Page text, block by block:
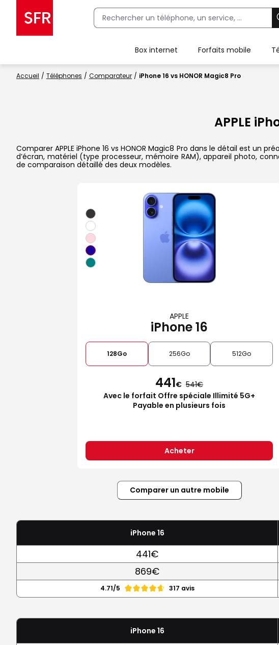
Box internet Forfaits mobile
Accueil Téléphones Comparateur iPhone 16 vs HONOR Magic8 Pro
APPLE
Comparer APPLE iPhone 16 vs HONOR Magic8 Pro dans le détail est
d’écran, matériel (type processeur, mémoire RAM), appareil photo,
de comparaison détaillé des deux modèles.
APPLE
iPhone 16
128Go 256Go 512Go
441€ 541
Avec le forfait Offre spéciale Illimité 5G+
Payable en plusieurs fois
Acheter
Comparer un autre mobile
iPhone 16
441€
869€
4.71/5 317 avis
iPhone 16